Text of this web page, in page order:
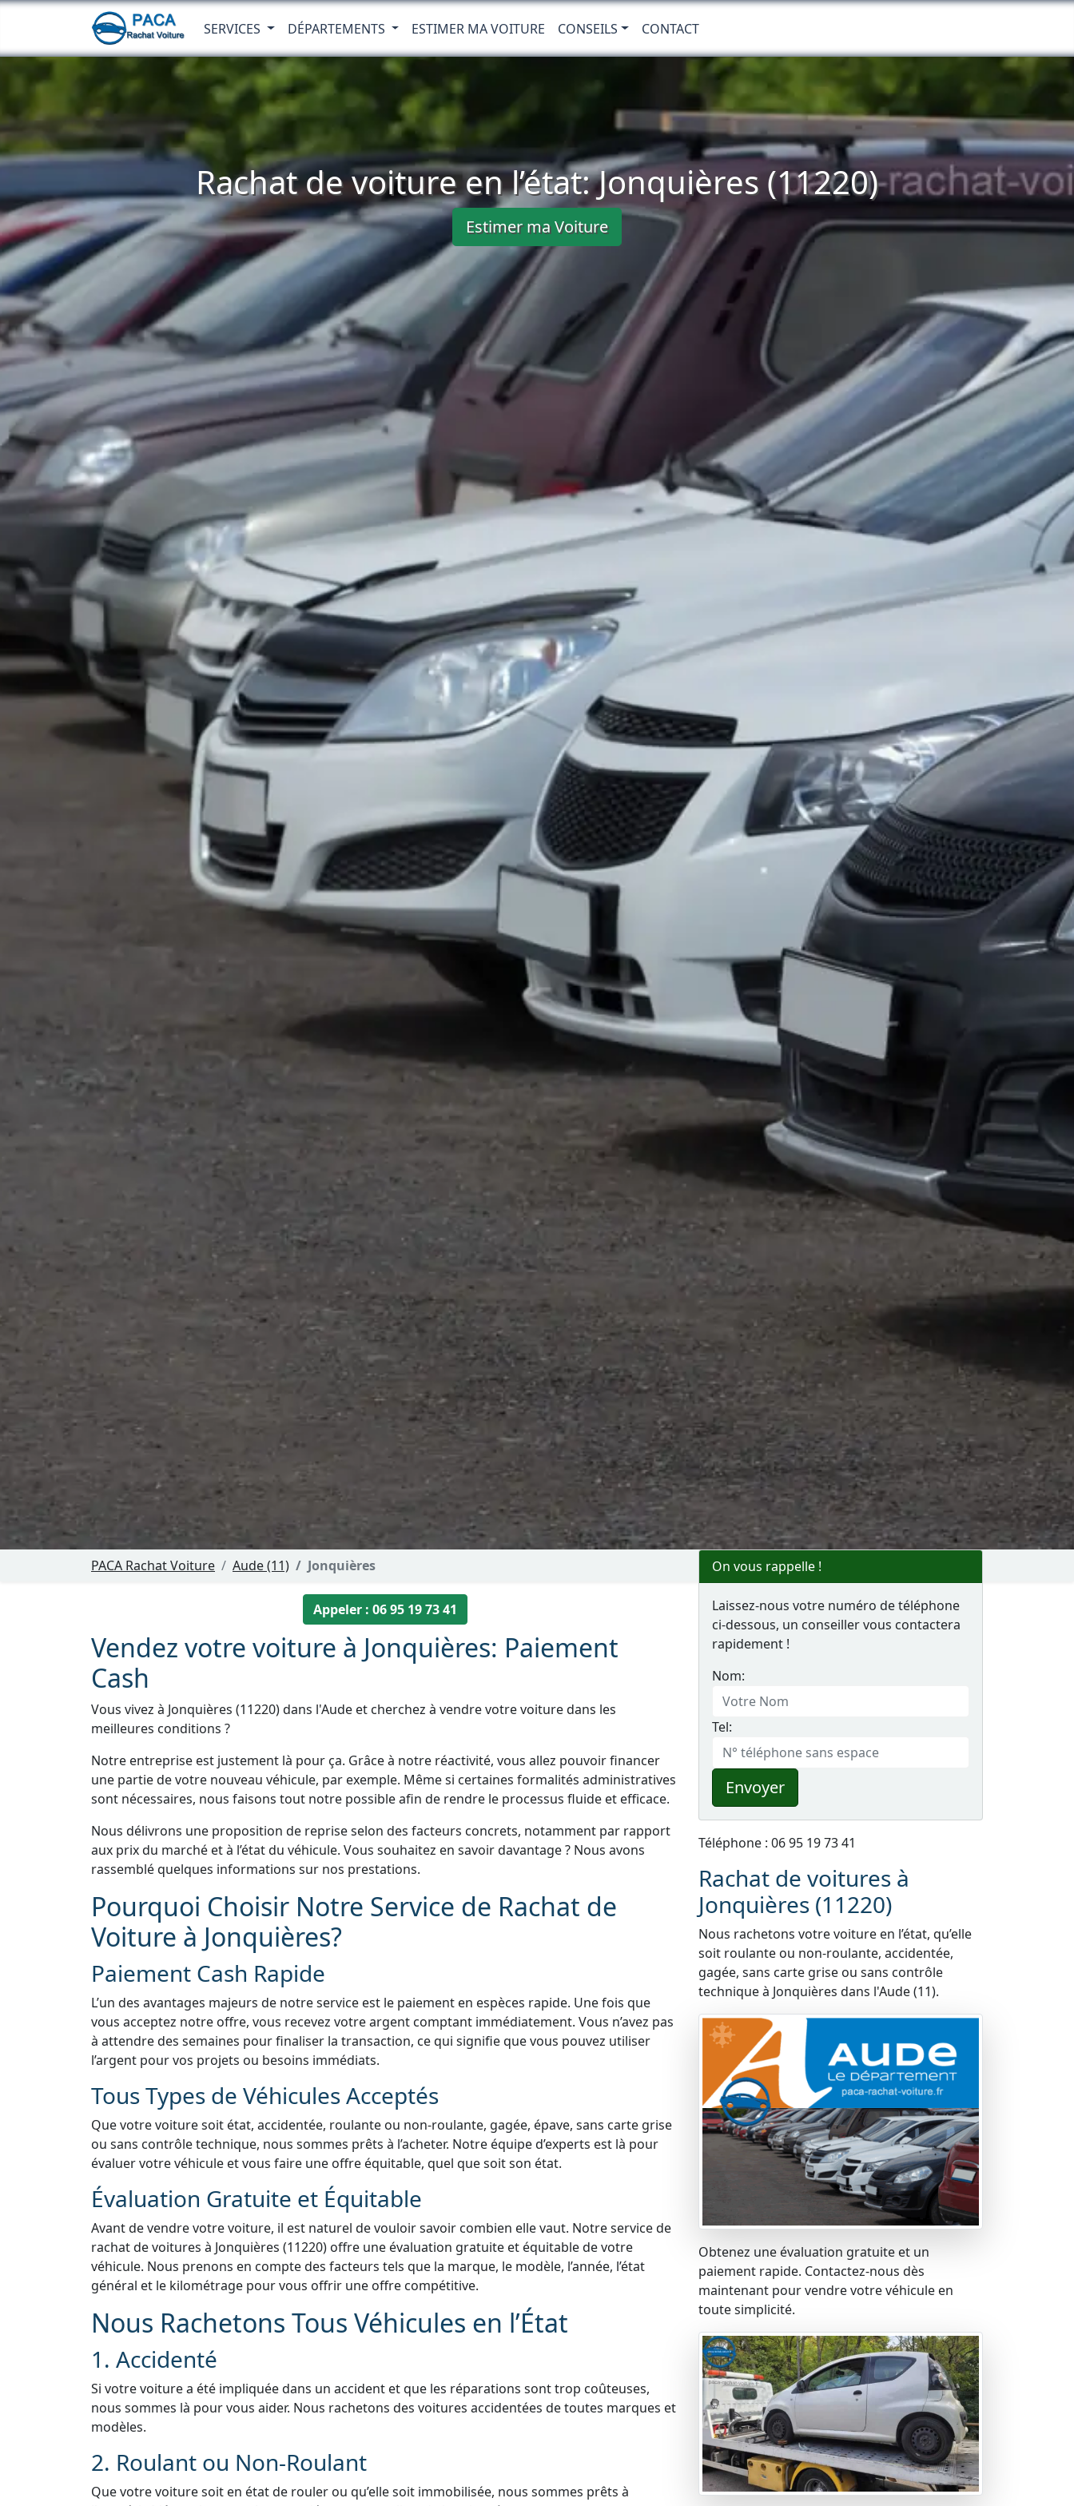
SERVICES DÉPARTEMENTS ESTIMER MA VOITURE CONSEILS CONTACT
Rachat de voiture en l’état: Jonquières (11220)
Estimer ma Voiture
PACA Rachat Voiture Aude (11) Jonquières
Appeler : 06 95 19 73 41
Vendez votre voiture à Jonquières: Paiement
Cash
Vous vivez à Jonquières (11220) dans l'Aude et cherchez à vendre votre voiture dans les
meilleures conditions ?
Notre entreprise est justement là pour ça. Grâce à notre réactivité, vous allez pouvoir financer
une partie de votre nouveau véhicule, par exemple. Même si certaines formalités administratives
sont nécessaires, nous faisons tout notre possible afin de rendre le processus fluide et efficace.
Nous délivrons une proposition de reprise selon des facteurs concrets, notamment par rapport
aux prix du marché et à l’état du véhicule. Vous souhaitez en savoir davantage ? Nous avons
rassemblé quelques informations sur nos prestations.
Pourquoi Choisir Notre Service de Rachat de
Voiture à Jonquières?
Paiement Cash Rapide
L’un des avantages majeurs de notre service est le paiement en espèces rapide. Une fois que
vous acceptez notre offre, vous recevez votre argent comptant immédiatement. Vous n’avez pas
à attendre des semaines pour finaliser la transaction, ce qui signifie que vous pouvez utiliser
l’argent pour vos projets ou besoins immédiats.
Tous Types de Véhicules Acceptés
Que votre voiture soit état, accidentée, roulante ou non-roulante, gagée, épave, sans carte grise
ou sans contrôle technique, nous sommes prêts à l’acheter. Notre équipe d’experts est là pour
évaluer votre véhicule et vous faire une offre équitable, quel que soit son état.
Évaluation Gratuite et Équitable
Avant de vendre votre voiture, il est naturel de vouloir savoir combien elle vaut. Notre service de
rachat de voitures à Jonquières (11220) offre une évaluation gratuite et équitable de votre
véhicule. Nous prenons en compte des facteurs tels que la marque, le modèle, l’année, l’état
général et le kilométrage pour vous offrir une offre compétitive.
Nous Rachetons Tous Véhicules en l’État
1. Accidenté
Si votre voiture a été impliquée dans un accident et que les réparations sont trop coûteuses,
nous sommes là pour vous aider. Nous rachetons des voitures accidentées de toutes marques et
modèles.
2. Roulant ou Non-Roulant
Que votre voiture soit en état de rouler ou qu’elle soit immobilisée, nous sommes prêts à
On vous rappelle !
Laissez-nous votre numéro de téléphone
ci-dessous, un conseiller vous contactera
rapidement !
Nom:
Tel:
Envoyer
Téléphone : 06 95 19 73 41
Rachat de voitures à
Jonquières (11220)
Nous rachetons votre voiture en l’état, qu’elle
soit roulante ou non-roulante, accidentée,
gagée, sans carte grise ou sans contrôle
technique à Jonquières dans l'Aude (11).
Obtenez une évaluation gratuite et un
paiement rapide. Contactez-nous dès
maintenant pour vendre votre véhicule en
toute simplicité.